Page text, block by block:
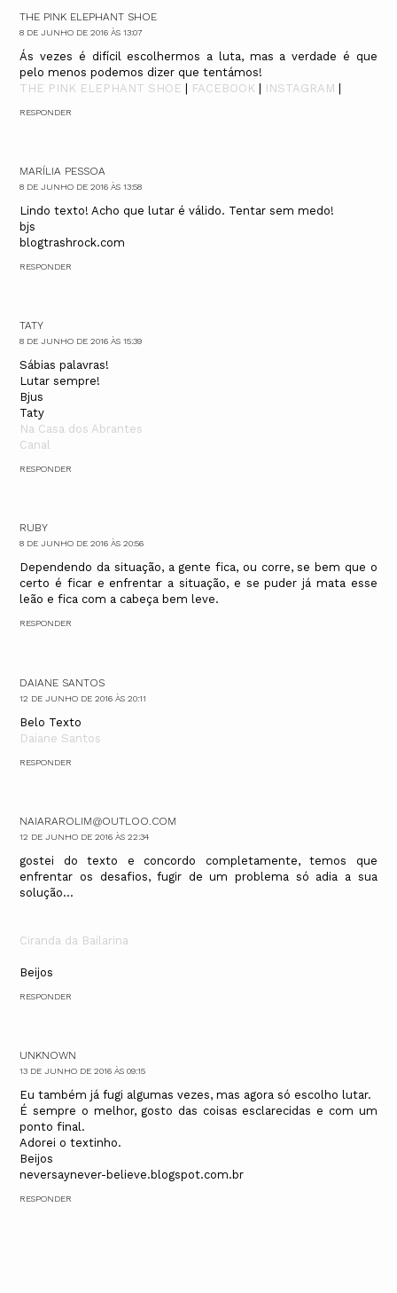
THE PINK ELEPHANT SHOE
8 DE JUNHO DE 2016 ÀS 13:07
Ás vezes é difícil escolhermos a luta, mas a verdade é que
pelo menos podemos dizer que tentámos!
THE PINK ELEPHANT SHOE | FACEBOOK | INSTAGRAM |
RESPONDER
MARÍLIA PESSOA
8 DE JUNHO DE 2016 ÀS 13:58
Lindo texto! Acho que lutar é válido. Tentar sem medo!
bjs
blogtrashrock.com
RESPONDER
TATY
8 DE JUNHO DE 2016 ÀS 15:39
Sábias palavras!
Lutar sempre!
Bjus
Taty
Na Casa dos Abrantes
Canal
RESPONDER
RUBY
8 DE JUNHO DE 2016 ÀS 20:56
Dependendo da situação, a gente fica, ou corre, se bem que o
certo é ficar e enfrentar a situação, e se puder já mata esse
leão e fica com a cabeça bem leve.
RESPONDER
DAIANE SANTOS
12 DE JUNHO DE 2016 ÀS 20:11
Belo Texto
Daiane Santos
RESPONDER
NAIARAROLIM@OUTLOO.COM
12 DE JUNHO DE 2016 ÀS 22:34
gostei do texto e concordo completamente, temos que
enfrentar os desafios, fugir de um problema só adia a sua
solução...
Ciranda da Bailarina
Beijos
RESPONDER
UNKNOWN
13 DE JUNHO DE 2016 ÀS 09:15
Eu também já fugi algumas vezes, mas agora só escolho lutar.
É sempre o melhor, gosto das coisas esclarecidas e com um
ponto final.
Adorei o textinho.
Beijos
neversaynever-believe.blogspot.com.br
RESPONDER